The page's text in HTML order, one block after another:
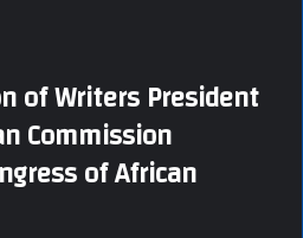
of Writers President
Commission
of African